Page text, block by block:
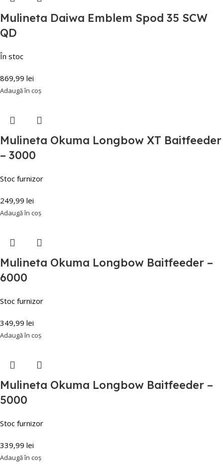
Mulineta Daiwa Emblem Spod 35 SCW
QD
În stoc
869,99 lei
Adaugă în coș
Mulineta Okuma Longbow XT Baitfeeder
– 3000
Stoc furnizor
249,99 lei
Adaugă în coș
Mulineta Okuma Longbow Baitfeeder –
6000
Stoc furnizor
349,99 lei
Adaugă în coș
Mulineta Okuma Longbow Baitfeeder –
5000
Stoc furnizor
339,99 lei
Adaugă în coș